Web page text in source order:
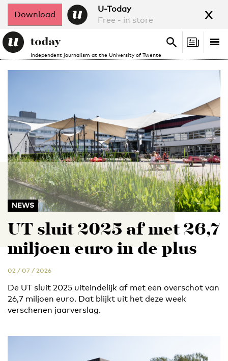
Download
U-Today
Free - in store
x
Independent journalism at the University of Twente
Search
Search
NEWS
UT sluit 2025 af met 26,7
miljoen euro in de plus
02 / 07 / 2026
De UT sluit 2025 uiteindelijk af met een overschot van
26,7 miljoen euro. Dat blijkt uit het deze week
verschenen jaarverslag.